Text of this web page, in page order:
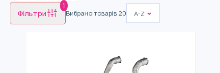
Фільтри
1
Вибрано товарів 20 A-Z